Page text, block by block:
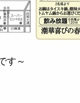
す～